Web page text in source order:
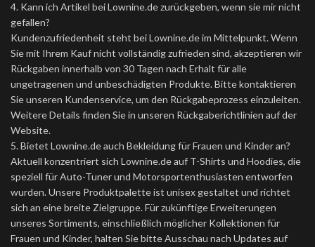
4. Kann ich Artikel bei Lownine.de zurückgeben, wenn sie mir nicht
gefallen?
Kundenzufriedenheit steht bei Lownine.de im Mittelpunkt. Wenn
Sie mit Ihrem Kauf nicht vollständig zufrieden sind, akzeptieren wir
Rückgaben innerhalb von 30 Tagen nach Erhalt für alle
ungetragenen und unbeschädigten Produkte. Bitte kontaktieren
Sie unseren Kundenservice, um den Rückgabeprozess einzuleiten.
Weitere Details finden Sie in unseren Rückgaberichtlinien auf der
Website.
5. Bietet Lownine.de auch Bekleidung für Frauen und Kinder an?
Aktuell konzentriert sich Lownine.de auf T-Shirts und Hoodies, die
speziell für Auto-Tuner und Motorsportenthusiasten entworfen
wurden. Unsere Produktpalette ist unisex gestaltet und richtet
sich an eine breite Zielgruppe. Für zukünftige Erweiterungen
unseres Sortiments, einschließlich möglicher Kollektionen für
Frauen und Kinder, halten Sie bitte Ausschau nach Updates auf